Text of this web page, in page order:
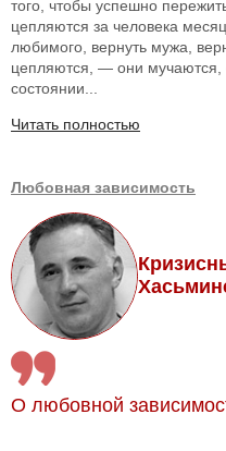
того, чтобы успешно
цепляются за человека
любимого, вернуть мужа,
цепляются, — они мучаются,
состоянии...
Читать полностью
Любовная зависимость
О любовной